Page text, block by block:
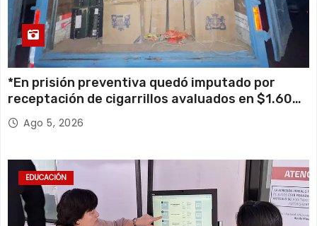
*En prisión preventiva quedó imputado por
receptación de cigarrillos avaluados en $1.600
millones*
Ago 5, 2026
EDUCACIÓN